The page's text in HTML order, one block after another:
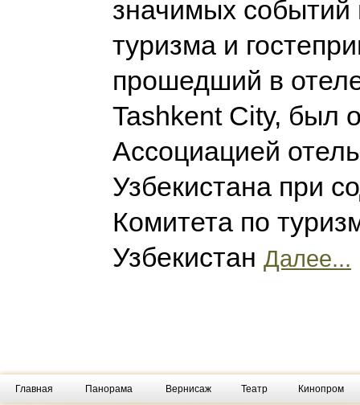
значимых событий
туризма и
прошедший в
Tashkent City, был
Ассоциацией
Узбекистана при
Комитета по
Узбекистан Далее...
Главная Панорама Вернисаж Театр Кинопром